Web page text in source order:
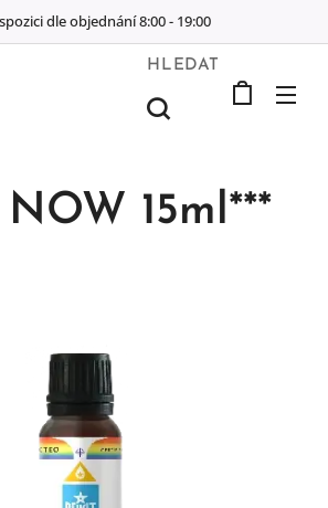
dle objednání 8:00 - 19:00
HLEDAT
15ml***